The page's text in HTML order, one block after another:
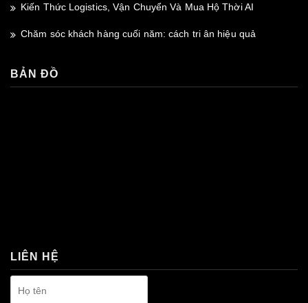
Kiến Thức Logistics, Vận Chuyển Và Mua Hộ Thời AI
Chăm sóc khách hàng cuối năm: cách tri ân hiệu quả
BẢN ĐỒ
LIÊN HỆ